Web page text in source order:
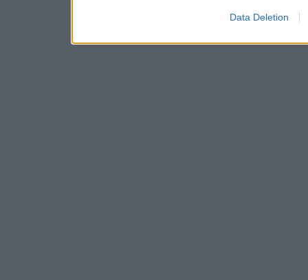
Data Deletion